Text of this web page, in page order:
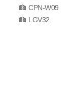
CPN-W09
LGV32